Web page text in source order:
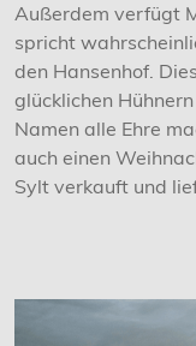
Außerdem verfügt
spricht
den Hansenhof.
glücklichen
Namen alle Ehre
auch einen
Sylt verkauft und